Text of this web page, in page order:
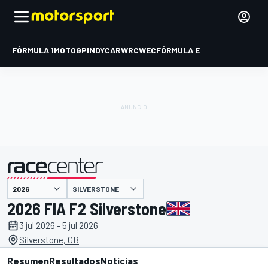
FÓRMULA 1MOTOGPINDYCARWRCWECFÓRMULA E
presentado por SILVERSTONE
2026 FIA F2 Silverstone
3 jul 2026 - 5 jul 2026
Silverstone, GB
ResumenResultadosNoticias